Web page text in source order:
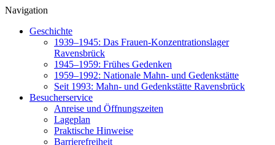
Navigation
Geschichte
1939–1945: Das Frauen-Konzentrationslager
Ravensbrück
1945–1959: Frühes Gedenken
1959–1992: Nationale Mahn- und Gedenkstätte
Seit 1993: Mahn- und Gedenkstätte Ravensbrück
Besucherservice
Anreise und Öffnungszeiten
Lageplan
Praktische Hinweise
Barrierefreiheit